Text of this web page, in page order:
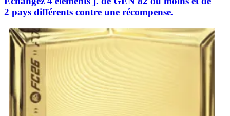
2 pays différents contre une récompense.